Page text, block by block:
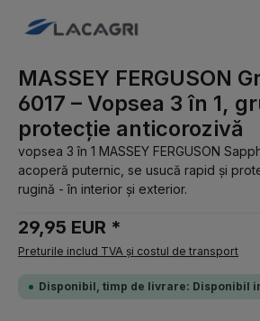
MASSEY FERGUSON
6017 – Vopsea 3 în 1,
protecție anticorozivă
vopsea 3 în 1 MASSEY FERGUSON
acoperă puternic, se usucă rapid și
rugină - în interior și exterior.
29,95 EUR *
Preturile includ TVA și costul de transport
Disponibil, timp de livrare: Disponibil